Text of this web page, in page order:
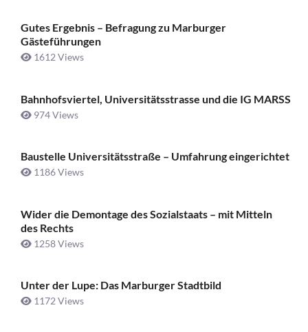
Gutes Ergebnis – Befragung zu Marburger
Gästeführungen
1612 Views
Bahnhofsviertel, Universitätsstrasse und die IG MARSS
974 Views
Baustelle Universitätsstraße ­– Umfahrung eingerichtet
1186 Views
Wider die Demontage des Sozialstaats – mit Mitteln
des Rechts
1258 Views
Unter der Lupe: Das Marburger Stadtbild
1172 Views